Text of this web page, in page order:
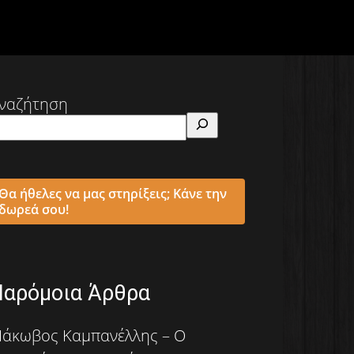
ήθελες να μας στηρίξεις; Κάνε την
σου!
Άρθρα
Καμπανέλλης – Ο